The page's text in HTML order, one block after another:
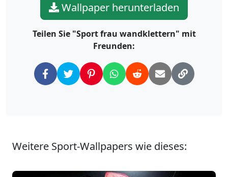
Wallpaper herunterladen
Teilen Sie "Sport frau wandklettern" mit
Freunden:
Weitere Sport-Wallpapers wie dieses: